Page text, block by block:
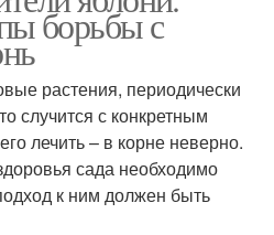
борьбы с
растения, периодически
случится с конкретным
лечить – в корне неверно.
сада необходимо
к ним должен быть